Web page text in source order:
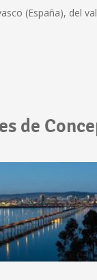
(España), del
de